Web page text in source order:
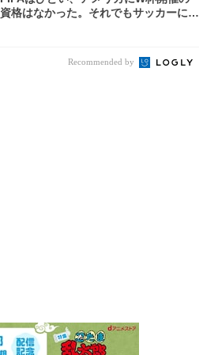
資格はなかった。それでもサッカーには
Recommended by